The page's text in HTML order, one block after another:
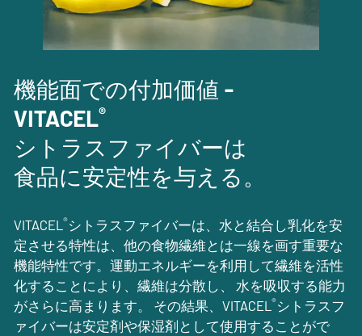
機能面での付加価値 -
VITACEL®
シトラスファイバーは
食品に安定性を与える。
VITACEL ®シトラスファイバーは、水と結合し乳化を安
定させる特性は、他の食物繊維とは一線を画す重要な
機能特性です。運動エネルギーを利用して繊維を活性
化することにより、繊維は分散し、
水を吸収する能力
がさらに高まります
その結果、VITACEL ®シトラスフ
ァイバーは安定剤や保湿剤として使用することがで